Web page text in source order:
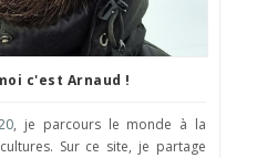
c'est Arnaud !
, je parcours le monde à la
Sur ce site, je partage